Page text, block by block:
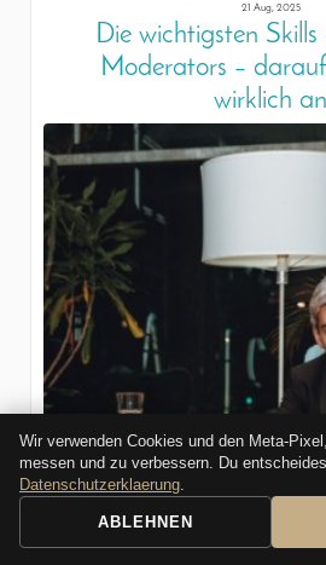
21 Aug, 2025
Die wichtigsten Skills
Moderators –
wirklich an
Wir verwenden Cookies und den Meta-
messen und zu verbessern. Du
Datenschutzerklaerung.
ABLEHNEN